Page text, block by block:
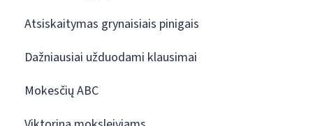
Atsiskaitymas grynaisiais pinigais
Dažniausiai užduodami klausimai
Mokesčių ABC